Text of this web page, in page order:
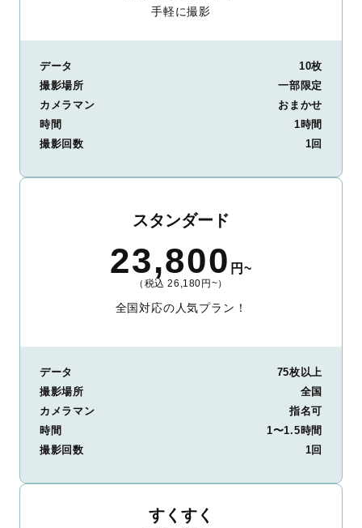
手軽に撮影
データ
10枚
撮影場所
一部限定
カメラマン
おまかせ
時間
1時間
撮影回数
1回
スタンダード
23,800 円~
（税込 26,180円~）
全国対応の人気プラン！
データ
75枚以上
撮影場所
全国
カメラマン
指名可
時間
1〜1.5時間
撮影回数
1回
すくすく